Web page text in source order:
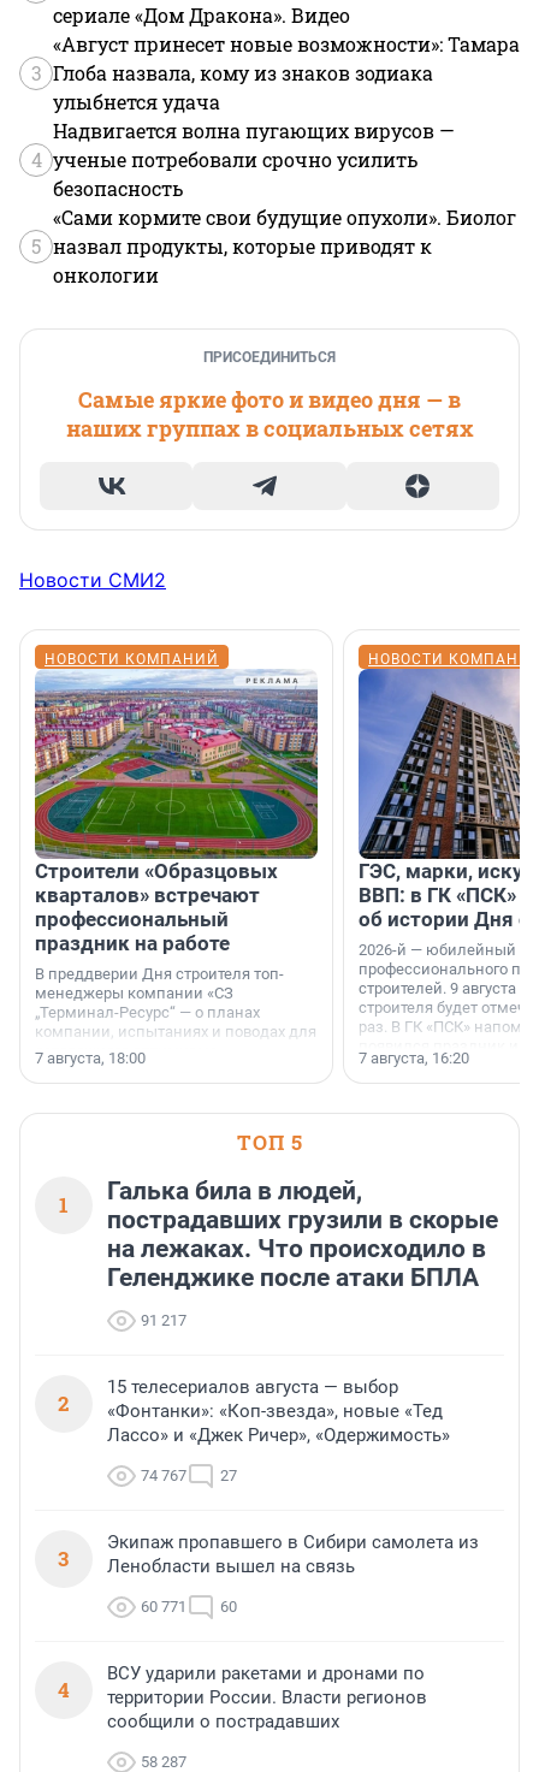
сериале «Дом Дракона». Видео
3
«Август принесет новые возможности»: Тамара
Глоба назвала, кому из знаков зодиака
улыбнется удача
4
Надвигается волна пугающих вирусов —
ученые потребовали срочно усилить
безопасность
5
«Сами кормите свои будущие опухоли». Биолог
назвал продукты, которые приводят к
онкологии
ПРИСОЕДИНИТЬСЯ
Самые яркие фото и видео дня — в
наших группах в социальных сетях
Новости СМИ2
НОВОСТИ КОМПАНИЙ
Строители «Образцовых
кварталов» встречают
профессиональный
праздник на работе
В преддверии Дня строителя топ-
менеджеры компании «СЗ
„Терминал-Ресурс“ — о планах
компании, испытаниях и поводах для
осторожного оптимизма.
7 августа, 18:00
НОВОСТИ
ГЭС, марки,
ВВП: в ГК «ПСК»
об истории Дня
2026-й — юбилейный
профессионального
строителей. 9 августа
строителя будет
раз. В ГК «ПСК»
поменялась роль
7 августа, 16:20
ТОП 5
1
Галька била в людей,
пострадавших грузили в скорые
на лежаках. Что происходило в
Геленджике после атаки БПЛА
91 217
2
15 телесериалов августа — выбор
«Фонтанки»: «Коп-звезда», новые «Тед
Лассо» и «Джек Ричер», «Одержимость»
74 767 27
3
Экипаж пропавшего в Сибири самолета из
Ленобласти вышел на связь
60 771 60
4
ВСУ ударили ракетами и дронами по
территории России. Власти регионов
сообщили о пострадавших
58 287